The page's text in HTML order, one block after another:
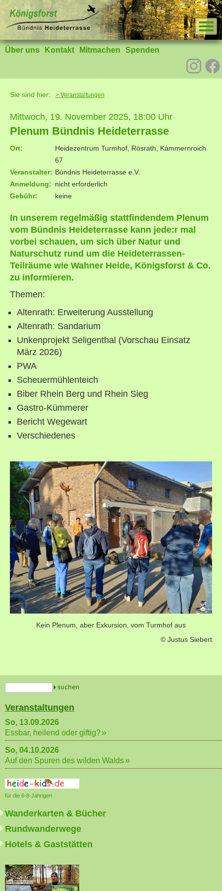
Über uns Kontakt Mitmachen Spenden
Sie sind hier: > Veranstaltungen
Mittwoch, 19. November 2025, 18:00 Uhr
Plenum Bündnis Heideterrasse
Ort:
Heidezentrum Turmhof, Rösrath, Kammernroich
67
Veranstalter: Bündnis Heideterrasse e.V.
Anmeldung: nicht erforderlich
Gebühr:
keine
In unserem regelmäßig stattfindendem Plenum
vom Bündnis Heideterrasse kann jede:r mal
vorbei schauen, um sich über Natur und
Naturschutz rund um die Heideterrassen-
Teilräume wie Wahner Heide, Königsforst & Co.
zu informieren.
Themen:
Altenrath: Erweiterung Ausstellung
Altenrath: Sandarium
Unkenprojekt Seligenthal (Vorschau Einsatz
März 2026)
PWA
Scheuermühlenteich
Biber Rhein Berg und Rhein Sieg
Gastro-Kümmerer
Bericht Wegewart
Verschiedenes
Kein Plenum, aber Exkursion, vom Turmhof aus
© Justus Siebert
Veranstaltungen
So, 13.09.2026
Essbar, heilend oder giftig?
So, 04.10.2026
Auf den Spuren des wilden Walds
für die 6-8-Jährigen
Wanderkarten & Bücher
Rundwanderwege
Hotels & Gaststätten